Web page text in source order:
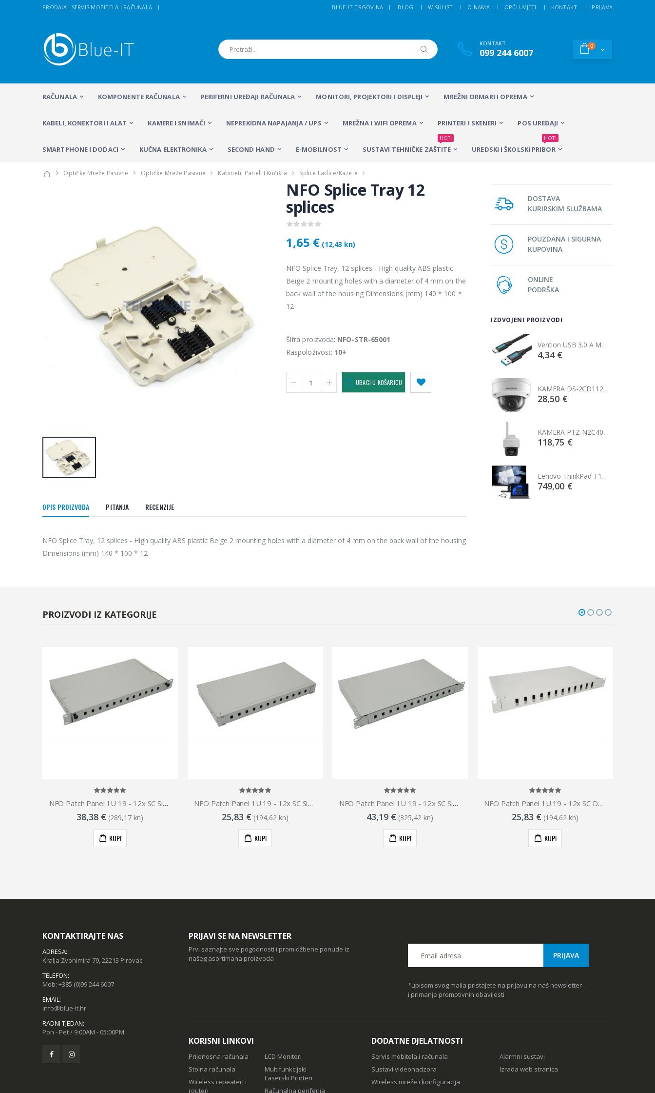
PRODAJA I SERVIS MOBITELA I RAČUNALA BLUE-IT TRGOVINA BLOG WISHLIST O NAMA OPĆI UVJETI KONTAKT PRIJAVA
KONTAKT
099 244 6007
0
RAČUNALA KOMPONENTE RAČUNALA PERIFERNI UREĐAJI RAČUNALA MONITORI, PROJEKTORI I DISPLEJI MREŽNI ORMARI I OPREMA
KABELI, KONEKTORI I ALAT KAMERE I SNIMAČI NEPREKIDNA NAPAJANJA / UPS MREŽNA I WIFI OPREMA PRINTERI I SKENERI POS UREĐAJI
SMARTPHONE I DODACI KUĆNA ELEKTRONIKA SECOND HAND E-MOBILNOST SUSTAVI TEHNIČKE ZAŠTITE
HOT!
UREDSKI I ŠKOLSKI PRIBOR
HOT!
Optičke Mreže Pasivne Optičke Mreže Pasivne Kabineti, Paneli I Kućišta Splice Ladice/kazete
NFO Splice Tray 12
splices
1,65 € (12,43 kn)
NFO Splice Tray, 12 splices - High quality ABS plastic
Beige 2 mounting holes with a diameter of 4 mm on the
back wall of the housing Dimensions (mm) 140 * 100 *
12
Šifra proizvoda: NFO-STR-65001
Raspoloživost: 10+
UBACI U KOŠARICU
OPIS PROIZVODA PITANJA RECENZIJE
NFO Splice Tray, 12 splices - High quality ABS plastic Beige 2 mounting holes with a diameter of 4 mm on the back wall of the housing
Dimensions (mm) 140 * 100 * 12
DOSTAVA
KURIRSKIM SLUŽBAMA
POUZDANA I SIGURNA
KUPOVINA
ONLINE
PODRŠKA
IZDVOJENI PROIZVODI
Vention USB 3.0 A Male to C Male Cable 1M Black
4,34 €
Vention USB 3.0 A Male to C Male Cable 1M Black
4,34 €
KAMERA DS-2CD1121-I(2.8mm)
28,50 €
KAMERA PTZ-N2C400I-W (2.8mm)
118,75 €
Lenovo ThinkPad T14s Gen2 i5-1145G7, 16GB, 256GB SSD + 24' 2k USB-C
749,00 €
PROIZVODI IZ KATEGORIJE
NFO Patch Panel 1U 19 - 12x SC Simplex LC Duplex, Pull-out, 1 tray
38,38 € (289,17 kn)
KUPI
NFO Patch Panel 1U 19 - 12x SC Simplex LC Duplex, Closed, 1 tray
25,83 € (194,62 kn)
KUPI
NFO Patch Panel 1U 19 - 12x SC Simplex LC Duplex, Slide-out on rails, 1 tray
43,19 € (325,42 kn)
KUPI
NFO Patch Panel 1U 19 - 12x SC Duplex, Closed, 1 tray, Light grey
25,83 € (194,62 kn)
KUPI
KONTAKTIRAJTE NAS
ADRESA:
Kralja Zvonimira 79, 22213 Pirovac
TELEFON:
Mob: +385 (0)99 244 6007
EMAIL:
info@blue-it.hr
RADNI TJEDAN:
Pon - Pet / 9:00AM - 05:00PM
PRIJAVI SE NA NEWSLETTER
Prvi saznajte sve pogodnosti i promidžbene ponude iz
našeg asortimana proizvoda
*upisom svog maila pristajete na prijavu na naš newsletter
i primanje promotivnih obavijesti
KORISNI LINKOVI
Prijenosna računala
Stolna računala
Wireless repeateri i
routeri
LCD Monitori
Multifunkcijski
Laserski Printeri
Računalna periferija
DODATNE DJELATNOSTI
Servis mobitela i računala
Sustavi videonadzora
Wireless mreže i konfiguracija
Alarmni sustavi
Izrada web stranica